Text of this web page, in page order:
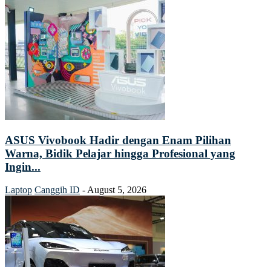
ASUS Vivobook Hadir dengan Enam Pilihan
Warna, Bidik Pelajar hingga Profesional yang
Ingin...
Laptop Canggih ID - August 5, 2026